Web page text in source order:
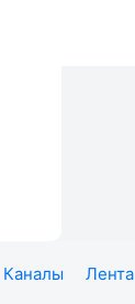
Каналы Лента